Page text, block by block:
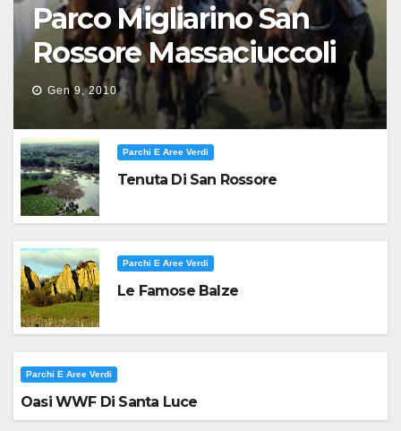
Parco Migliarino San
Rossore Massaciuccoli
Gen 9, 2010
Parchi E Aree Verdi
Tenuta Di San Rossore
Parchi E Aree Verdi
Le Famose Balze
Parchi E Aree Verdi
Oasi WWF Di Santa Luce